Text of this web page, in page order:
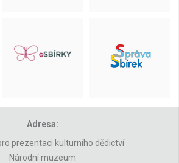
Adresa:
prezentaci kulturního dědictví
Národní muzeum